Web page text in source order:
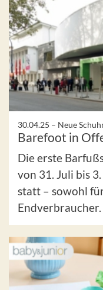
30.04.25 – Neue
Barefoot in
Die erste
von 31. Juli bis
statt – sowohl
Endverbraucher.